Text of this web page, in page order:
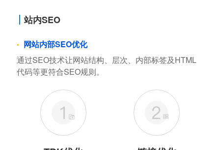
站内SEO
网站内部SEO优化
通过SEO技术让网站结构、层次、内部标签及HTML
代码等更符合SEO规则。